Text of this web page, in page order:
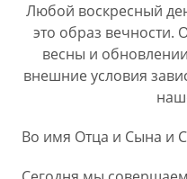
Любой воскресный
это образ вечности.
весны и
внешние условия
Во имя Отца и Сына и